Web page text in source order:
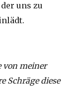
uns zu
von meiner
Schräge diese